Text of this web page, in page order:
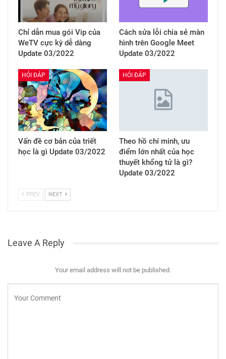
Chỉ dẫn mua gói Vip của
WeTV cực kỳ dễ dàng
Update 03/2022
Cách sửa lỗi chia sẻ màn
hình trên Google Meet
Update 03/2022
HỎI ĐÁP
Vấn đề cơ bản của triết
học là gì Update 03/2022
HỎI ĐÁP
Theo hồ chí minh, ưu
điểm lớn nhất của học
thuyết khổng tử là gì?
Update 03/2022
PREV NEXT
Leave A Reply
Your email address will not be published.